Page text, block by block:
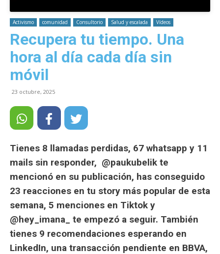
Activismo comunidad Consultorio Salud y escalada Vídeos
Recupera tu tiempo. Una
hora al día cada día sin
móvil
23 octubre, 2025
Tienes 8 llamadas perdidas, 67 whatsapp y 11
mails sin responder, @paukubelik te
mencionó en su publicación, has conseguido
23 reacciones en tu story más popular de esta
semana, 5 menciones en Tiktok y
@hey_imana_ te empezó a seguir. También
tienes 9 recomendaciones esperando en
LinkedIn, una transacción pendiente en BBVA,